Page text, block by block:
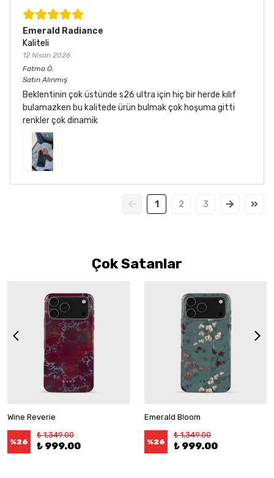
Emerald Radiance
Kaliteli
12 Nisan 2026
Fatma Ö.
Satın Alınmış
Beklentinin çok üstünde s26 ultra için hiç bir herde kılıf
bulamazken bu kalitede ürün bulmak çok hoşuma gitti
renkler çok dinamik
1 2 3
Çok Satanlar
Wine Reverie
%26
₺ 1,349.00
₺ 999.00
Emerald Bloom
%26
₺ 1,349.00
₺ 999.00